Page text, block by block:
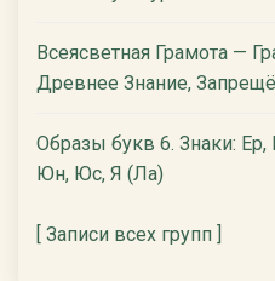
Всеясветная Грамота —
Древнее Знание,
Образы букв 6. Знаки: Ер,
Юн, Юс, Я (Ла)
[ Записи всех групп ]